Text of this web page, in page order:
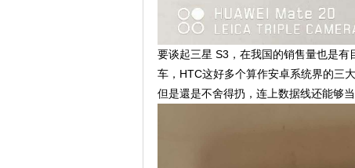
要谈起三星 S3，在我国的销售量也是
车，HTC这好多个算作安卓系统界的三
但是還是不舍得扔，连上数据线还能够